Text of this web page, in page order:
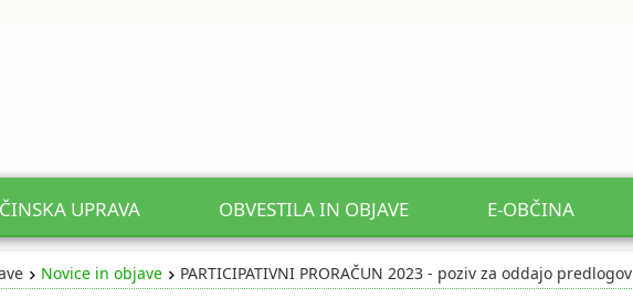
UPRAVA OBVESTILA IN OBJAVE E-OBČINA
Novice in objave PARTICIPATIVNI PRORAČUN 2023 - poziv za oddajo predlogov